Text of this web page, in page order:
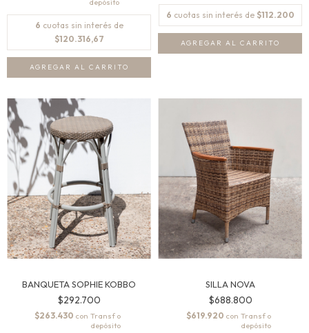
6 cuotas sin interés de
$120.316,67
6 cuotas sin interés de $112.200
BANQUETA SOPHIE KOBBO
$292.700
$263.430 con
SILLA NOVA
$688.800
$619.920 con